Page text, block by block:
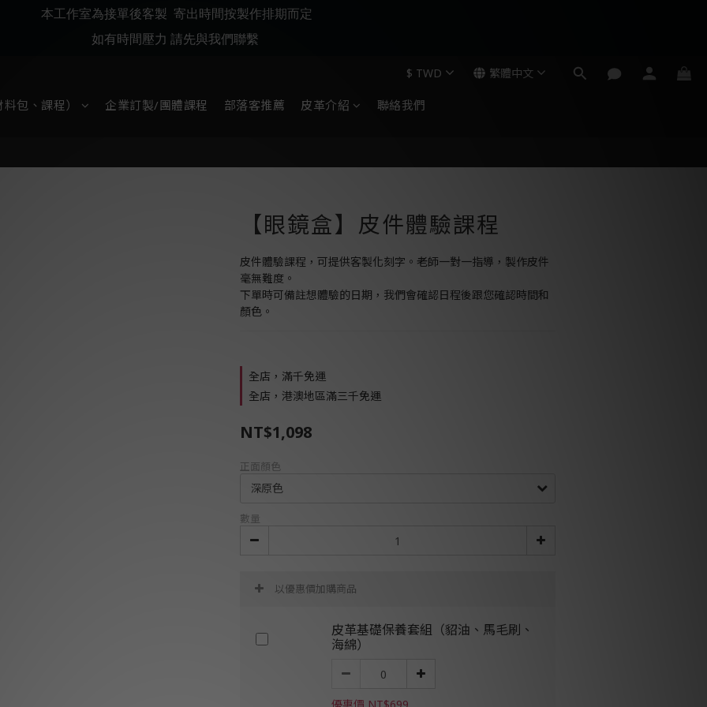
包、課程） 企業訂製/團體課程 部落客推薦 皮革介紹 聯絡我們
$ TWD 繁體中文
【眼鏡盒】皮件體驗課程
皮件體驗課程，可提供客製化刻字。老師一對一指導，製作皮件
毫無難度。
下單時可備註想體驗的日期，我們會確認日程後跟您確認時間和
顏色。
全店，滿千免運
全店，港澳地區滿三千免運
NT$1,098
正面顏色
數量
以優惠價加購商品
皮革基礎保養套組（貂油、馬毛刷、
海綿）
本工作室為接單後客製 寄出時間按製作排期而定
如有時間壓力 請先與我們聯繫